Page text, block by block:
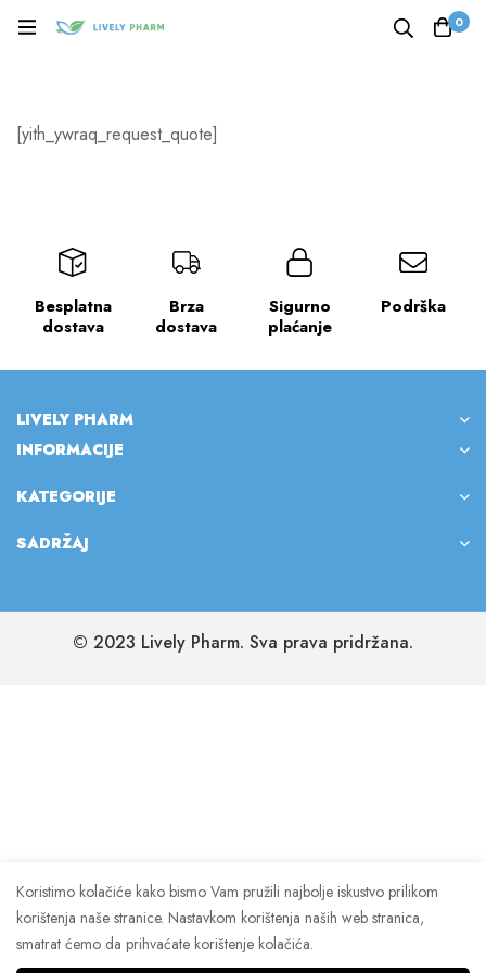
0
[yith_ywraq_request_quote]
Besplatna
dostava
Brza
dostava
Sigurno
plaćanje
Podrška
LIVELY PHARM
INFORMACIJE
KATEGORIJE
SADRŽAJ
© 2023 Lively Pharm. Sva prava pridržana.
Koristimo kolačiće kako bismo Vam pružili najbolje iskustvo prilikom
korištenja naše stranice. Nastavkom korištenja naših web stranica,
smatrat ćemo da prihvaćate korištenje kolačića.